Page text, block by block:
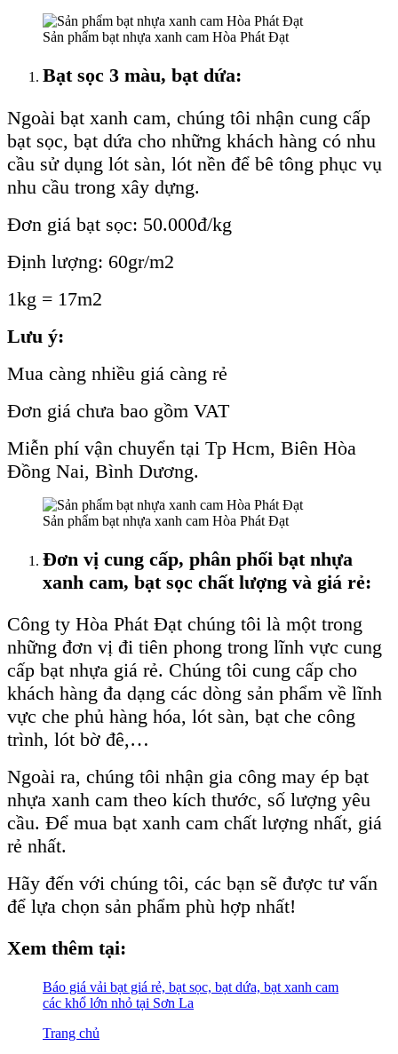
Sản phẩm bạt nhựa xanh cam Hòa Phát Đạt
Bạt sọc 3 màu, bạt dứa:
Ngoài bạt xanh cam, chúng tôi nhận cung cấp
bạt sọc, bạt dứa cho những khách hàng có nhu
cầu sử dụng lót sàn, lót nền để bê tông phục vụ
nhu cầu trong xây dựng.
Đơn giá bạt sọc: 50.000đ/kg
Định lượng: 60gr/m2
1kg = 17m2
Lưu ý:
Mua càng nhiều giá càng rẻ
Đơn giá chưa bao gồm VAT
Miễn phí vận chuyển tại Tp Hcm, Biên Hòa
Đồng Nai, Bình Dương.
Sản phẩm bạt nhựa xanh cam Hòa Phát Đạt
Đơn vị cung cấp, phân phối bạt nhựa
xanh cam, bạt sọc chất lượng và giá rẻ:
Công ty Hòa Phát Đạt chúng tôi là một trong
những đơn vị đi tiên phong trong lĩnh vực cung
cấp bạt nhựa giá rẻ. Chúng tôi cung cấp cho
khách hàng đa dạng các dòng sản phẩm về lĩnh
vực che phủ hàng hóa, lót sàn, bạt che công
trình, lót bờ đê,…
Ngoài ra, chúng tôi nhận gia công may ép bạt
nhựa xanh cam theo kích thước, số lượng yêu
cầu. Để mua bạt xanh cam chất lượng nhất, giá
rẻ nhất.
Hãy đến với chúng tôi, các bạn sẽ được tư vấn
để lựa chọn sản phẩm phù hợp nhất!
Xem thêm tại:
Báo giá vải bạt giá rẻ, bạt sọc, bạt dứa, bạt xanh cam
các khổ lớn nhỏ tại Sơn La
Trang chủ